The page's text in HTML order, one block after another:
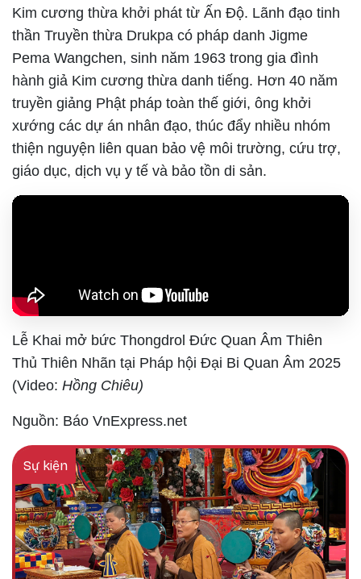
Kim cương thừa khởi phát từ Ấn Độ. Lãnh đạo tinh
thần Truyền thừa Drukpa có pháp danh Jigme
Pema Wangchen, sinh năm 1963 trong gia đình
hành giả Kim cương thừa danh tiếng. Hơn 40 năm
truyền giảng Phật pháp toàn thế giới, ông khởi
xướng các dự án nhân đạo, thúc đẩy nhiều nhóm
thiện nguyện liên quan bảo vệ môi trường, cứu trợ,
giáo dục, dịch vụ y tế và bảo tồn di sản.
Lễ Khai mở bức Thongdrol Đức Quan Âm Thiên
Thủ Thiên Nhãn tại Pháp hội Đại Bi Quan Âm 2025
(Video: Hồng Chiêu)
Nguồn: Báo VnExpress.net
Sự kiện